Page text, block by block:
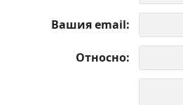
Вашия email
Относно